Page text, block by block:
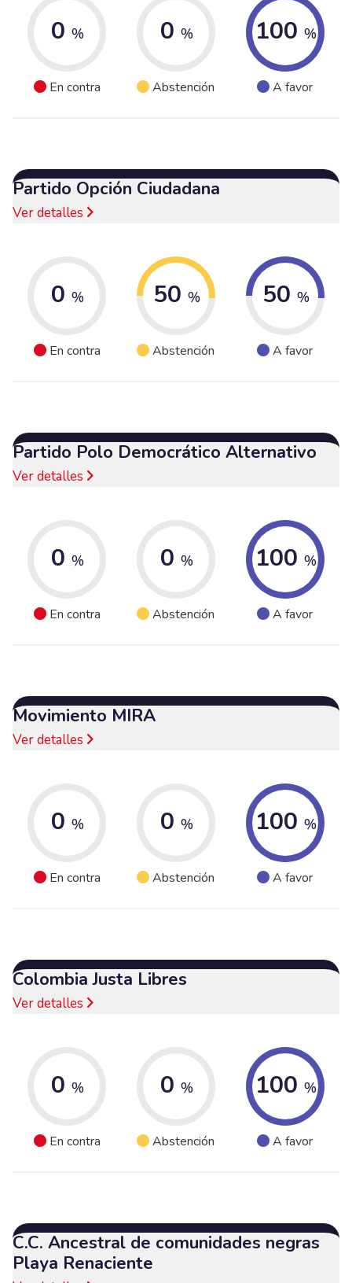
0 %
En contra
0 %
Abstención
100 %
A favor
Partido Opción Ciudadana
Ver detalles
0 %
En contra
50 %
Abstención
50 %
A favor
Partido Polo Democrático Alternativo
Ver detalles
0 %
En contra
0 %
Abstención
100 %
A favor
Movimiento MIRA
Ver detalles
0 %
En contra
0 %
Abstención
100 %
A favor
Colombia Justa Libres
Ver detalles
0 %
En contra
0 %
Abstención
100 %
A favor
C.C. Ancestral de comunidades negras
Playa Renaciente